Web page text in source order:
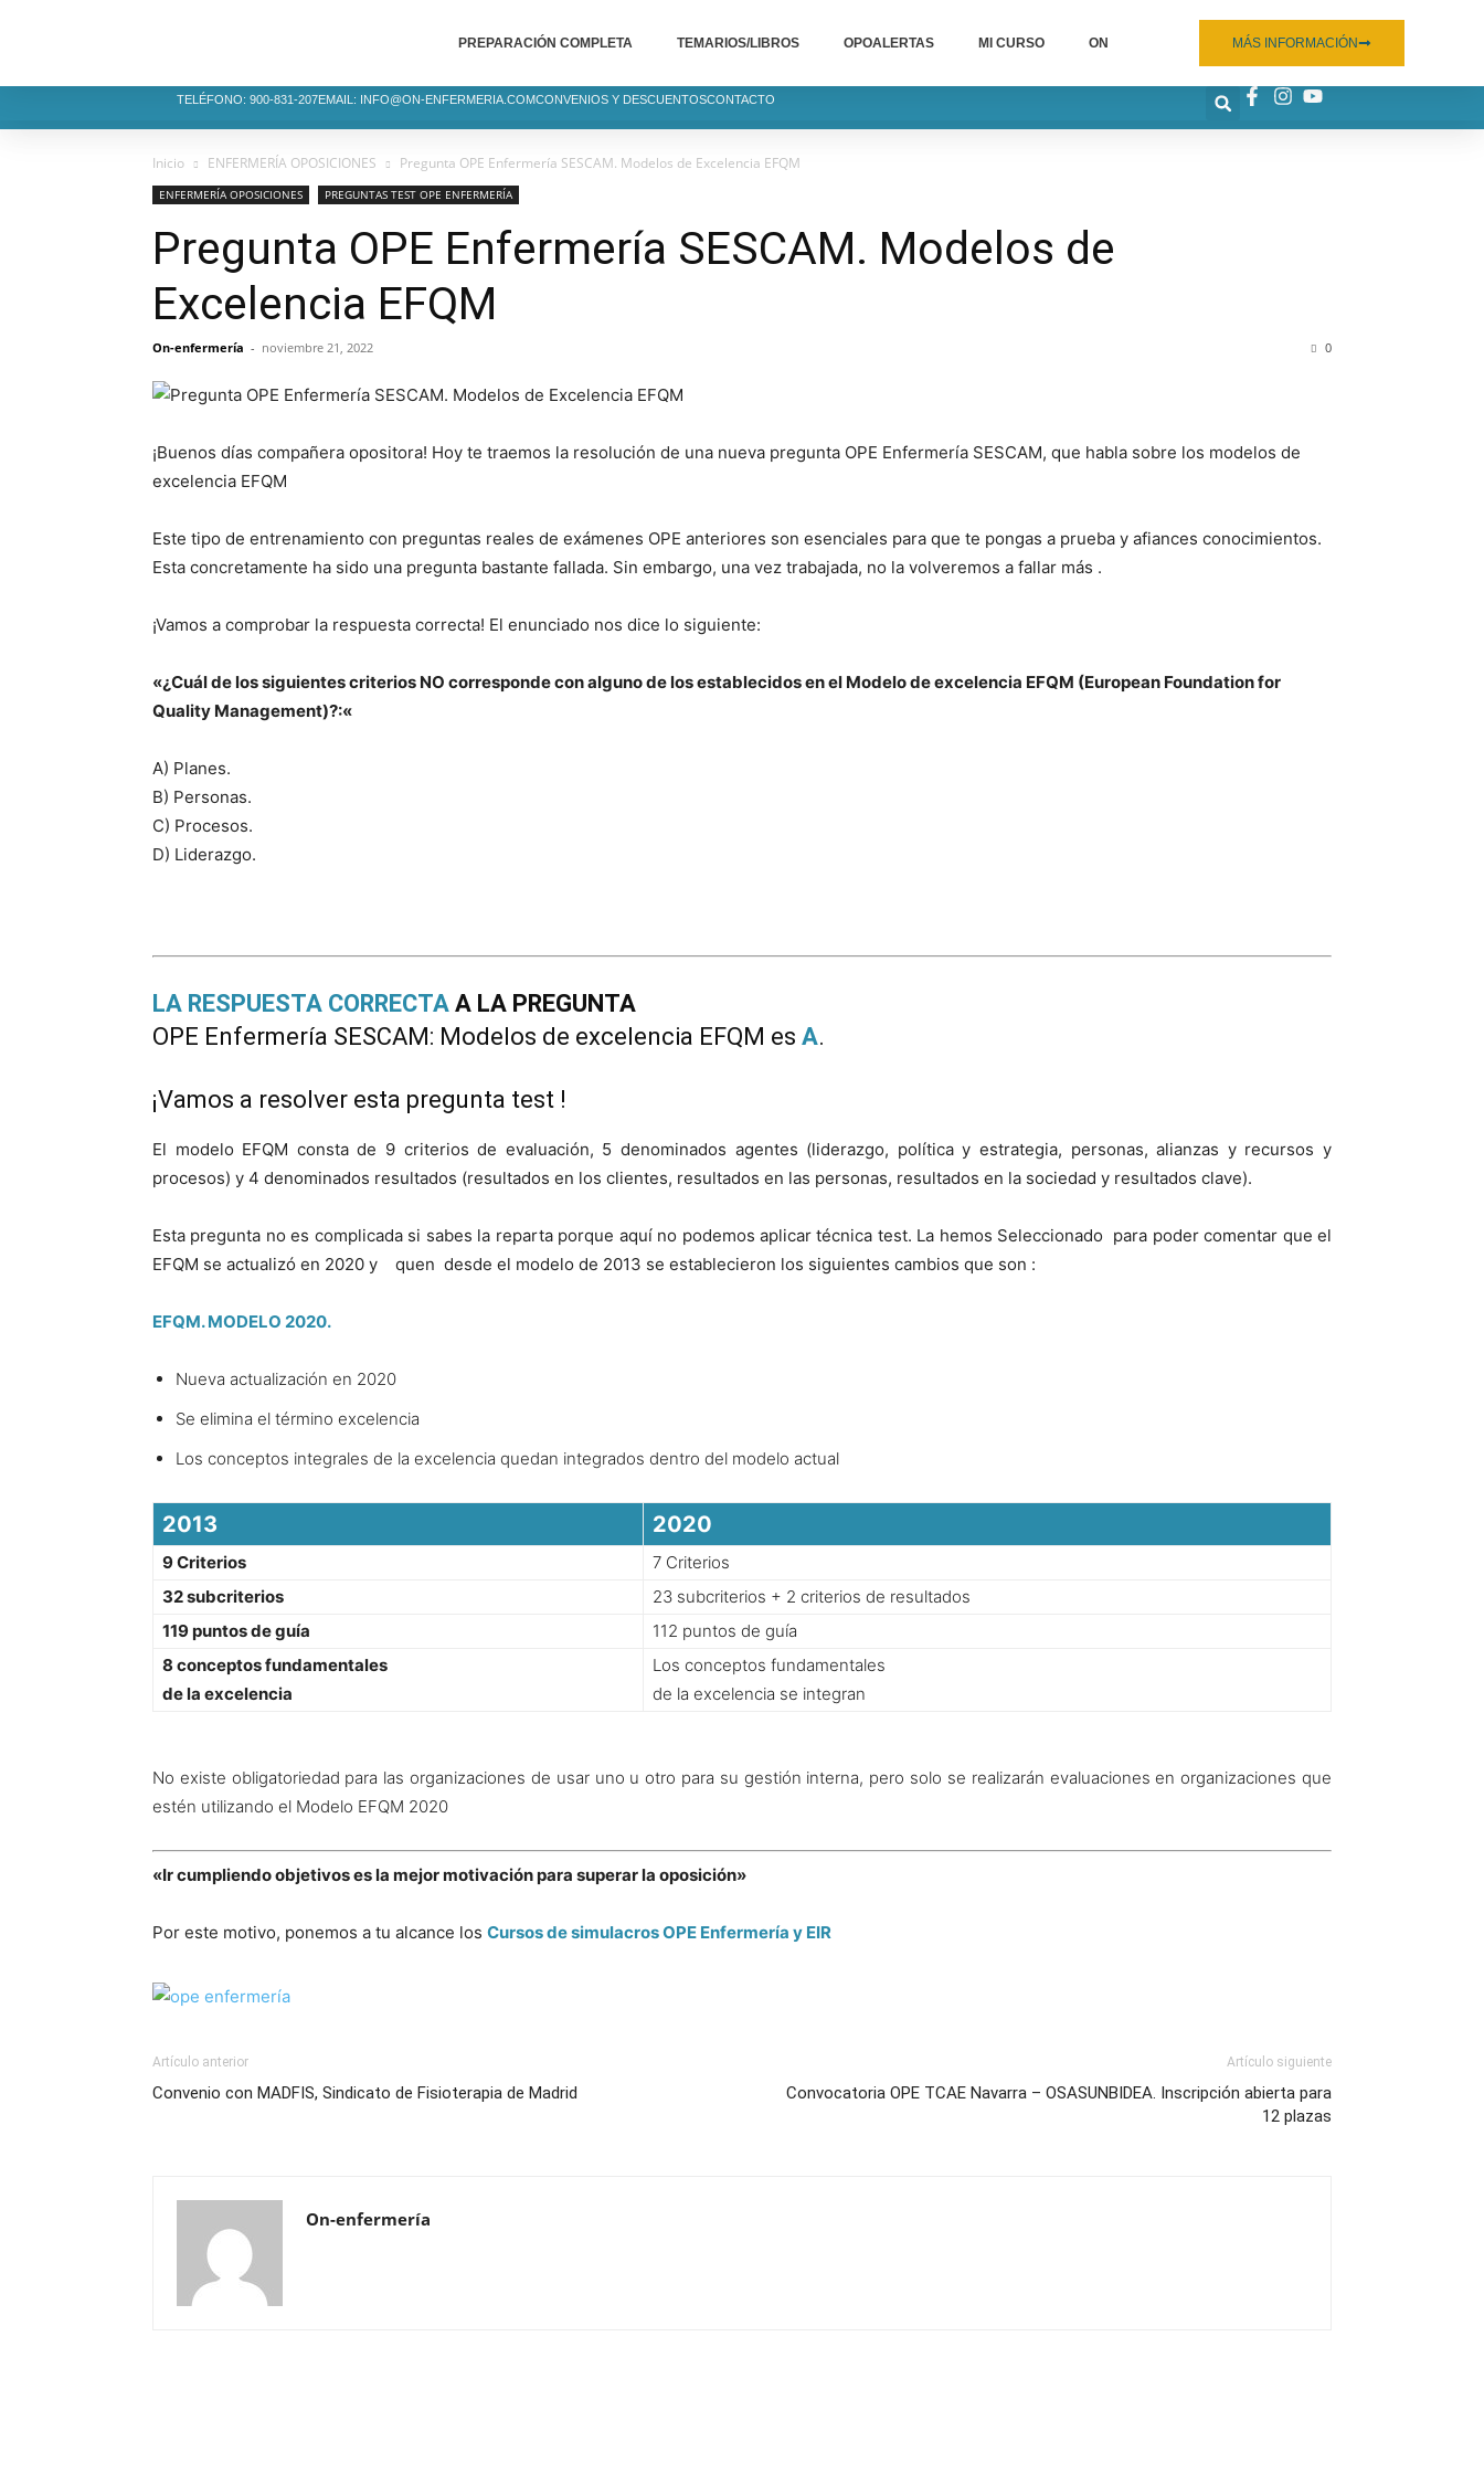
PREPARACIÓN COMPLETA TEMARIOS/LIBROS OPOALERTAS MI CURSO ON MÁS INFORMACIÓN
TELÉFONO: 900-831-207EMAIL: INFO@ON-ENFERMERIA.COMCONVENIOS Y DESCUENTOSCONTACTO
Inicio ENFERMERÍA OPOSICIONES Pregunta OPE Enfermería SESCAM. Modelos de Excelencia EFQM
ENFERMERÍA OPOSICIONES PREGUNTAS TEST OPE ENFERMERÍA
Pregunta OPE Enfermería SESCAM. Modelos de
Excelencia EFQM
On-enfermería - noviembre 21, 2022 0
¡Buenos días compañera opositora! Hoy te traemos la resolución de una nueva pregunta OPE Enfermería SESCAM, que habla sobre los modelos de
excelencia EFQM
Este tipo de entrenamiento con preguntas reales de exámenes OPE anteriores son esenciales para que te pongas a prueba y afiances conocimientos.
Esta concretamente ha sido una pregunta bastante fallada. Sin embargo, una vez trabajada, no la volveremos a fallar más .
¡Vamos a comprobar la respuesta correcta! El enunciado nos dice lo siguiente:
«¿Cuál de los siguientes criterios NO corresponde con alguno de los establecidos en el Modelo de excelencia EFQM (European Foundation for
Quality Management)?:«
A) Planes.
B) Personas.
C) Procesos.
D) Liderazgo.
LA RESPUESTA CORRECTA A LA PREGUNTA
OPE Enfermería SESCAM: Modelos de excelencia EFQM es A.
¡Vamos a resolver esta pregunta test !
El modelo EFQM consta de 9 criterios de evaluación, 5 denominados agentes (liderazgo, política y estrategia, personas, alianzas y recursos y
procesos) y 4 denominados resultados (resultados en los clientes, resultados en las personas, resultados en la sociedad y resultados clave).
Esta pregunta no es complicada si sabes la reparta porque aquí no podemos aplicar técnica test. La hemos Seleccionado para poder comentar que el
EFQM se actualizó en 2020 y quen desde el modelo de 2013 se establecieron los siguientes cambios que son :
EFQM. MODELO 2020.
Nueva actualización en 2020
Se elimina el término excelencia
Los conceptos integrales de la excelencia quedan integrados dentro del modelo actual
2013 2020
9 Criterios
7 Criterios
32 subcriterios
23 subcriterios + 2 criterios de resultados
119 puntos de guía
112 puntos de guía
8 conceptos fundamentales
de la excelencia
Los conceptos fundamentales
de la excelencia se integran
No existe obligatoriedad para las organizaciones de usar uno u otro para su gestión interna, pero solo se realizarán evaluaciones en organizaciones que
estén utilizando el Modelo EFQM 2020
«Ir cumpliendo objetivos es la mejor motivación para superar la oposición»
Por este motivo, ponemos a tu alcance los Cursos de simulacros OPE Enfermería y EIR
Artículo anterior
Convenio con MADFIS, Sindicato de Fisioterapia de Madrid
Artículo siguiente
Convocatoria OPE TCAE Navarra – OSASUNBIDEA. Inscripción abierta para
12 plazas
On-enfermería